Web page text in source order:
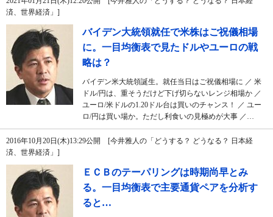
済、世界経済」]
バイデン大統領就任で米株はご祝儀相場
に。一目均衡表で見たドルやユーロの戦
略は？
バイデン米大統領誕生。就任当日はご祝儀相場に ／ 米
ドル/円は、重そうだけど下げ切らないレンジ相場か ／
ユーロ/米ドルの1.20ドル台は買いのチャンス！ ／ ユー
ロ/円は買い場か。ただし利食いの見極めが大事 ／…
2016年10月20日(木)13:29公開 [今井雅人の「どうする？ どうなる？ 日本経
済、世界経済」]
ＥＣＢのテーパリングは時期尚早とみ
る。一目均衡表で主要通貨ペアを分析す
ると…